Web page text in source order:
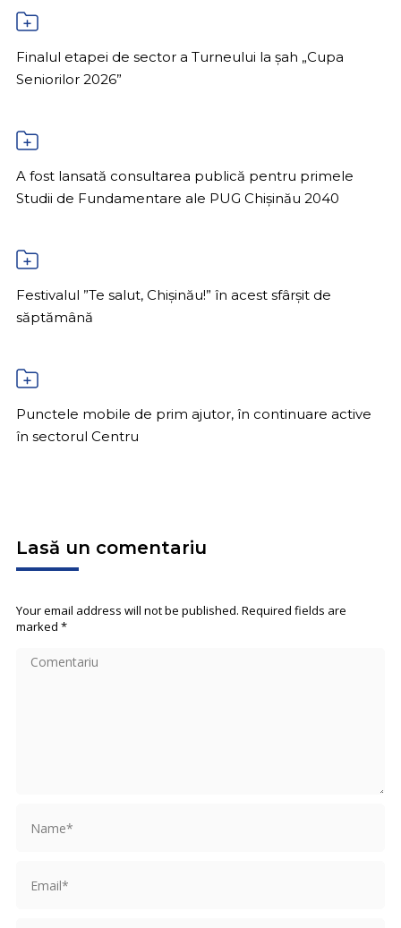
Finalul etapei de sector a Turneului la șah „Cupa
Seniorilor 2026”
A fost lansată consultarea publică pentru primele
Studii de Fundamentare ale PUG Chișinău 2040
Festivalul ”Te salut, Chișinău!” în acest sfârșit de
săptămână
Punctele mobile de prim ajutor, în continuare active
în sectorul Centru
Lasă un comentariu
Your email address will not be published. Required fields are
marked *
Comentariu